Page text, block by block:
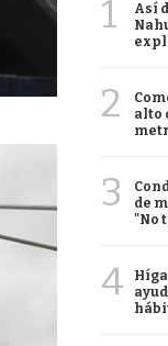
1
Así
2
alto
3
de
"No
4